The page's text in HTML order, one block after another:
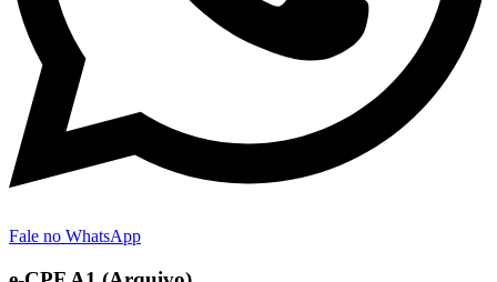
Fale no WhatsApp